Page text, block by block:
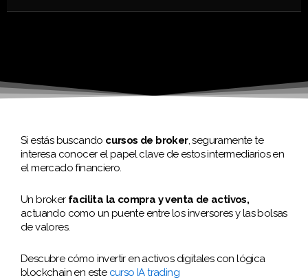
Si estás buscando cursos de broker, seguramente te
interesa conocer el papel clave de estos intermediarios en
el mercado financiero.
Un brokerfacilita la compra y venta de activos,
actuando como un puente entre los inversores y las bolsas
de valores.
Descubre cómo invertir en activos digitales con lógica
blockchain en este curso IA trading